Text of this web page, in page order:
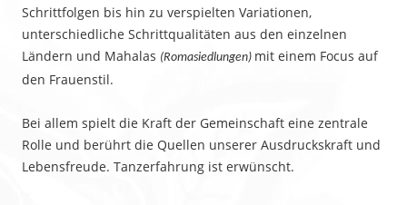
Schrittfolgen bis hin zu verspielten Variationen,
unterschiedliche Schrittqualitäten aus den einzelnen
Ländern und Mahalas (Romasiedlungen) mit einem Focus auf
den Frauenstil.
Bei allem spielt die Kraft der Gemeinschaft eine zentrale
Rolle und berührt die Quellen unserer Ausdruckskraft und
Lebensfreude. Tanzerfahrung ist erwünscht.